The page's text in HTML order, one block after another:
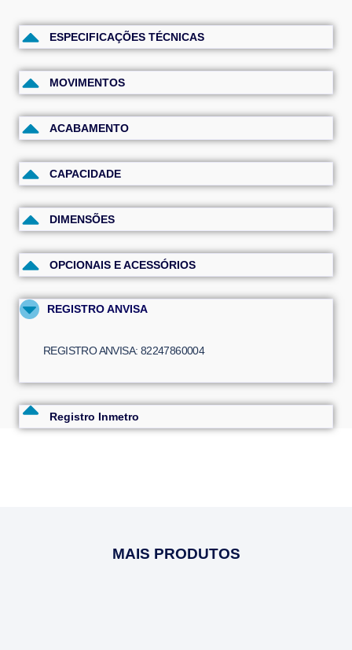
ESPECIFICAÇÕES TÉCNICAS
MOVIMENTOS
ACABAMENTO
CAPACIDADE
DIMENSÕES
OPCIONAIS E ACESSÓRIOS
REGISTRO ANVISA
REGISTRO ANVISA: 82247860004
Registro Inmetro
MAIS PRODUTOS